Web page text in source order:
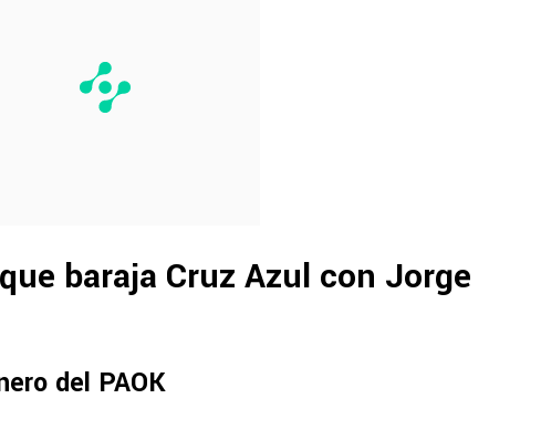
baraja Cruz Azul con Jorge
del PAOK